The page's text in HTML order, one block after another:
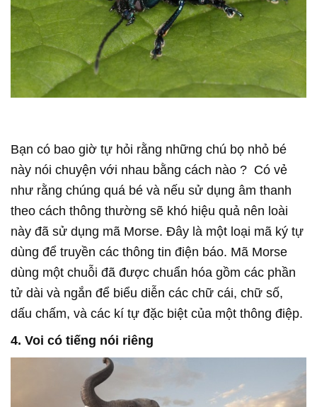
Bạn có bao giờ tự hỏi rằng những chú bọ nhỏ bé
này nói chuyện với nhau bằng cách nào ? Có vẻ
như rằng chúng quá bé và nếu sử dụng âm thanh
theo cách thông thường sẽ khó hiệu quả nên loài
này đã sử dụng mã Morse. Đây là một loại mã ký tự
dùng để truyền các thông tin điện báo. Mã Morse
dùng một chuỗi đã được chuẩn hóa gồm các phần
tử dài và ngắn để biểu diễn các chữ cái, chữ số,
dấu chấm, và các kí tự đặc biệt của một thông điệp.
4. Voi có tiếng nói riêng